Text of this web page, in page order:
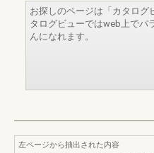
お探しのページは「カタログ
タログビューではweb上でパ
んになれます。
左ページから抽出された内容